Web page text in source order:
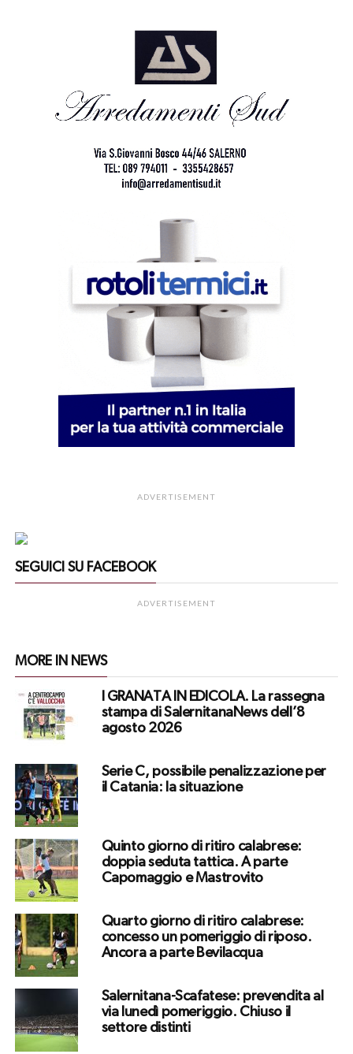
ADVERTISEMENT
SEGUICI SU FACEBOOK
ADVERTISEMENT
MORE IN NEWS
I GRANATA IN EDICOLA. La rassegna
stampa di SalernitanaNews dell’8
agosto 2026
Serie C, possibile penalizzazione per
il Catania: la situazione
Quinto giorno di ritiro calabrese:
doppia seduta tattica. A parte
Capomaggio e Mastrovito
Quarto giorno di ritiro calabrese:
concesso un pomeriggio di riposo.
Ancora a parte Bevilacqua
Salernitana-Scafatese: prevendita al
via lunedì pomeriggio. Chiuso il
settore distinti